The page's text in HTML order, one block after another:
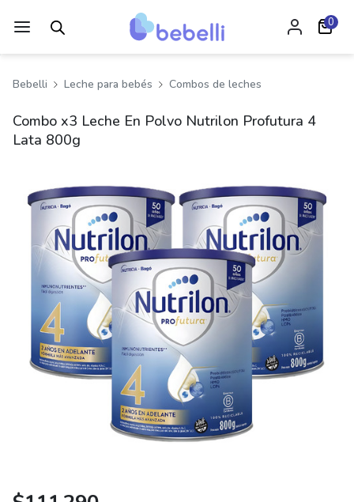
0
Bebelli Leche para bebés Combos de leches
Combo x3 Leche En Polvo Nutrilon Profutura 4
Lata 800g